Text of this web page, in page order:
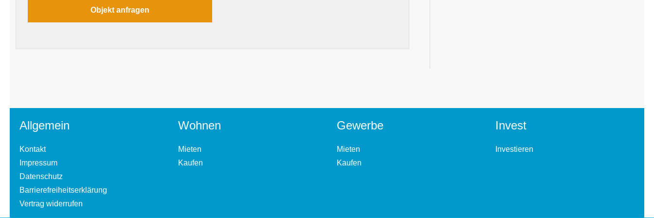
Allgemein
Kontakt
Impressum
Datenschutz
Barrierefreiheitserklärung
Vertrag widerrufen
Wohnen
Mieten
Kaufen
Gewerbe
Mieten
Kaufen
Invest
Investieren